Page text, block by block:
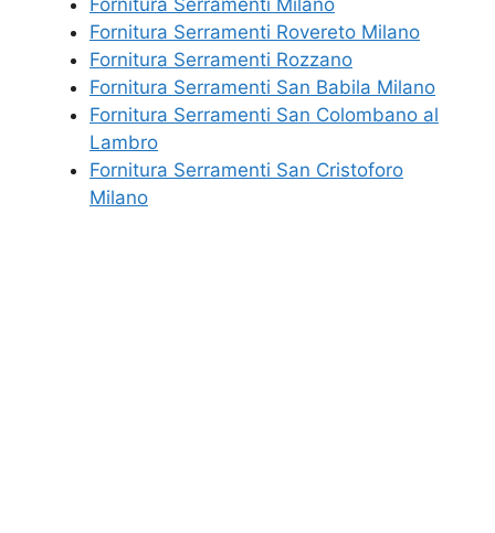
Fornitura Serramenti Milano
Fornitura Serramenti Rovereto Milano
Fornitura Serramenti Rozzano
Fornitura Serramenti San Babila Milano
Fornitura Serramenti San Colombano al
Lambro
Fornitura Serramenti San Cristoforo
Milano